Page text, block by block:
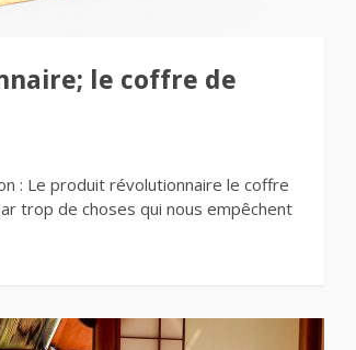
le coffre de
: Le produit révolutionnaire le coffre
trop de choses qui nous empêchent